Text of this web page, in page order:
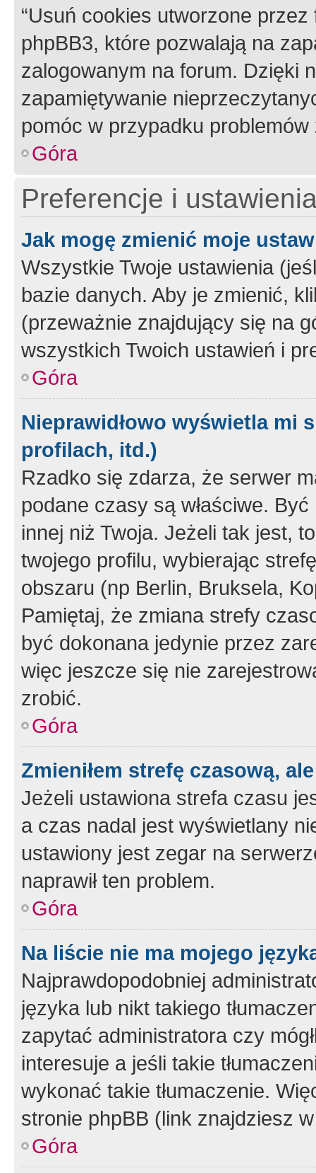
“Usuń cookies utworzone
phpBB3, które pozwalają na
zalogowanym na forum. Dzięki
zapamiętywanie
pomóc w przypadku
Góra
Preferencje i
Jak mogę zmienić moje
Wszystkie Twoje ustawienia
bazie danych. Aby je zmienić,
(przeważnie znajdujący się na
wszystkich Twoich ustawień i
Góra
Nieprawidłowo wyświetla mi
profilach, itd.)
Rzadko się zdarza, że serwer
podane czasy są właściwe.
innej niż Twoja. Jeżeli tak jest,
twojego profilu, wybierając
obszaru (np Berlin, Bruksela,
Pamiętaj, że zmiana strefy
być dokonana jedynie przez
więc jeszcze się nie
zrobić.
Góra
Zmieniłem strefę czasową,
Jeżeli ustawiona strefa czasu
a czas nadal jest wyświetlany
ustawiony jest zegar na
naprawił ten problem.
Góra
Na liście nie ma mojego
Najprawdopodobniej
języka lub nikt takiego
zapytać administratora czy
interesuje a jeśli takie
wykonać takie tłumaczenie.
stronie phpBB (link znajdziesz
Góra